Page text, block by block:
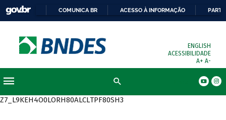
COMUNICA BR ACESSO À INFORMAÇÃO
ENGLISH
ACESSIBILIDADE
A+ A-
Z7_L9KEH4O0LORH80ALCLTPF80SH3